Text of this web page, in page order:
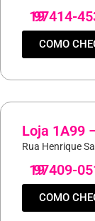
19
97414-
COMO
Loja 1A99
Rua Henrique
19
97409-
COMO